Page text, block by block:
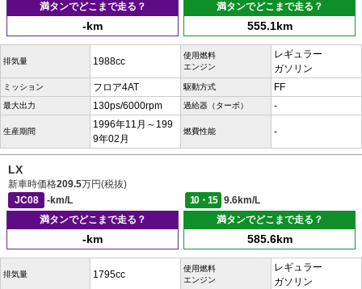
満タンでどこまで走る？
-km
満タンでどこまで走る？
555.1km
排気量 1988cc
使用燃料
エンジン
レギュラー
ガソリン
ミッション フロア4AT 駆動方式 FF
最大出力 130ps/6000rpm 過給器（ターボ） -
生産期間
1996年11月～199
9年02月
燃費性能 -
LX
新車時価格209.5万円(税抜)
JC08
-km/L 10・15
9.6km/L
満タンでどこまで走る？
-km
満タンでどこまで走る？
585.6km
排気量 1795cc
使用燃料
エンジン
レギュラー
ガソリン